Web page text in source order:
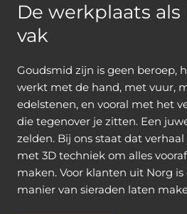
De werkplaats
vak
Goudsmid zijn is geen beroep,
werkt met de hand, met vuur,
edelstenen, en vooral met het
die tegenover je zitten. Een
zelden. Bij ons staat dat
met 3D techniek om alles
maken. Voor klanten uit Norg
manier van sieraden laten